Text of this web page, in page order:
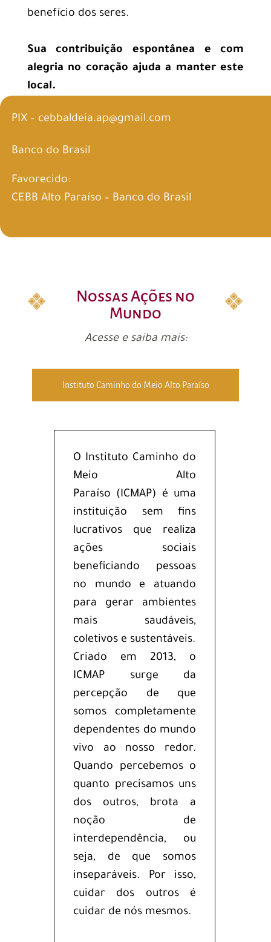
benefício dos seres.
Sua contribuição espontânea e com
alegria no coração ajuda a manter este
local.
PIX – cebbaldeia.ap@gmail.com
Banco do Brasil
Favorecido:
CEBB Alto Paraíso – Banco do Brasil
Nossas Ações no
Mundo
Acesse e saiba mais:
Instituto Caminho do Meio Alto Paraíso
O Instituto Caminho do
Meio Alto
Paraíso (ICMAP) é uma
instituição sem fins
lucrativos que realiza
ações sociais
beneficiando pessoas
no mundo e atuando
para gerar ambientes
mais saudáveis,
coletivos e sustentáveis.
Criado em 2013, o
ICMAP surge da
percepção de que
somos completamente
dependentes do mundo
vivo ao nosso redor.
Quando percebemos o
quanto precisamos uns
dos outros, brota a
noção de
interdependência, ou
seja, de que somos
inseparáveis. Por isso,
cuidar dos outros é
cuidar de nós mesmos.